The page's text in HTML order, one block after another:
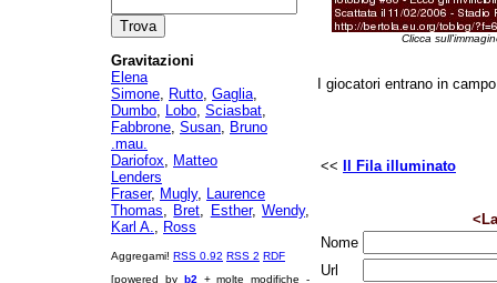
Gravitazioni
Elena
Simone, Rutto, Gaglia,
Dumbo, Lobo, Sciasbat,
Fabbrone, Susan, Bruno
.mau.
Dariofox, Matteo
Lenders
Fraser, Mugly, Laurence
Thomas, Bret, Esther,Wendy,
Karl A., Ross
Aggregami! RSS 0.92 RSS 2 RDF
[powered by b2 + molte modifiche -
Clicca
I giocatori entrano in
<< Il Fila illuminato
Nome
Url